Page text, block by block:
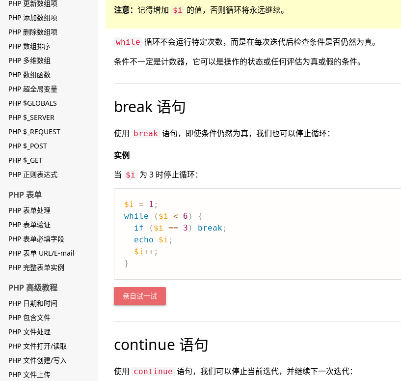
PHP 更新数组项
PHP 添加数组项
PHP 删除数组项
PHP 数组排序
PHP 多维数组
PHP 数组函数
PHP 超全局变量
PHP $GLOBALS
PHP $_SERVER
PHP $_REQUEST
PHP $_POST
PHP $_GET
PHP 正则表达式
PHP 表单
PHP 表单处理
PHP 表单验证
PHP 表单必填字段
PHP 表单 URL/E-mail
PHP 完整表单实例
PHP 高级教程
PHP 日期和时间
PHP 包含文件
PHP 文件处理
PHP 文件打开/读取
PHP 文件创建/写入
PHP 文件上传
注意： 记得增加 $i 的值，否则循环将永远继续。
while 循环不会运行特定次数，而是在每次迭代后检查条件是否仍然为真。
条件不一定是计数器，它可以是操作的状态或任何评估为真或假的条件。
break 语句
使用 break 语句，即使条件仍然为真，我们也可以停止循环：
实例
当 $i 为 3 时停止循环：
$i = 1 ;
while
( $i < 6 )
{
if
( $i == 3 ) break ;
echo
$i ;
$i++ ;
}
亲自试一试
continue 语句
使用 continue 语句，我们可以停止当前迭代，并继续下一次迭代：